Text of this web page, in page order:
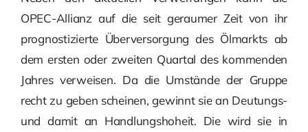
OPEC-Allianz auf die seit geraumer Zeit von ihr
prognostizierte Überversorgung des Ölmarkts ab
dem ersten oder zweiten Quartal des kommenden
Jahres verweisen. Da die Umstände der Gruppe
recht zu geben scheinen, gewinnt sie an Deutungs-
und damit an Handlungshoheit. Die wird sie in